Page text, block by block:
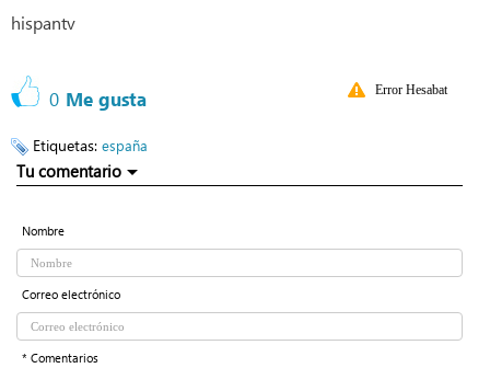
hispantv
0 Me gusta Error Hesabat
Etiquetas: españa
Tu comentario
Nombre
Correo electrónico
* Comentarios